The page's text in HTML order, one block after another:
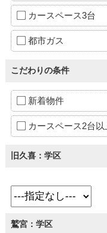
カースペース3台
都市ガス
こだわりの条件
新着物件
カースペース2台以
旧久喜：学区
鷲宮：学区